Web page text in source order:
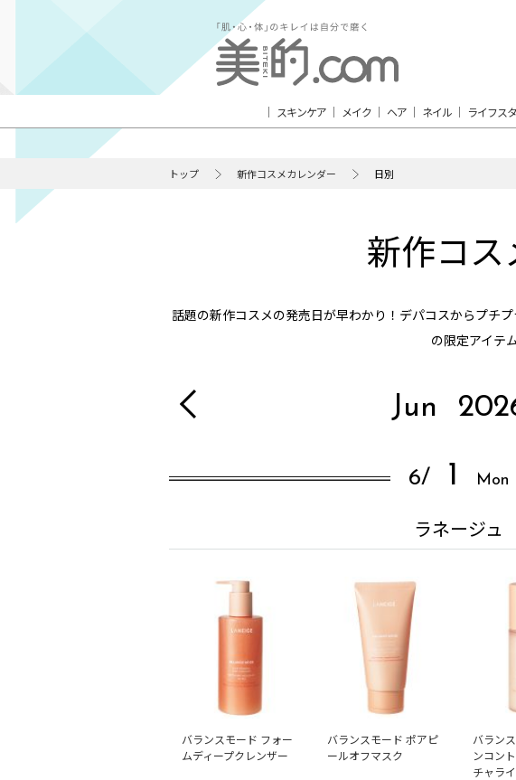
スキンケア メイク ヘア ネイル ライフス
トップ 新作コスメカレンダー 日別
新作コス
話題の新作コスメの発売日が早わかり！デパコスからプチ
の限定アイテ
Jun
6/ 1 Mon
ラネージュ
バランスモード フォー
ムディープクレンザー
バランスモード ポアピ
ールオフマスク
バラン
ンコン
チャラ